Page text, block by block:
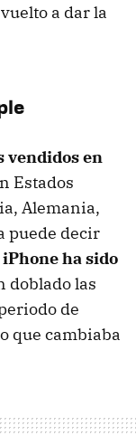
a dar la
vendidos en
Estados
Alemania,
puede decir
ha sido
doblado las
de
que cambiaba